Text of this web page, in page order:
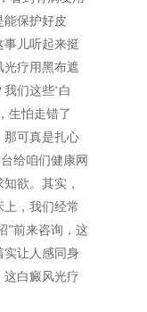
能保护好皮
事儿听起来挺
光疗用黑布遮
们这些‘白
生怕走错了
那可真是扎心
给咱们健康网
欲。其实，
，我们经常
”前来咨询，这
实让人感同身
这白癜风光疗